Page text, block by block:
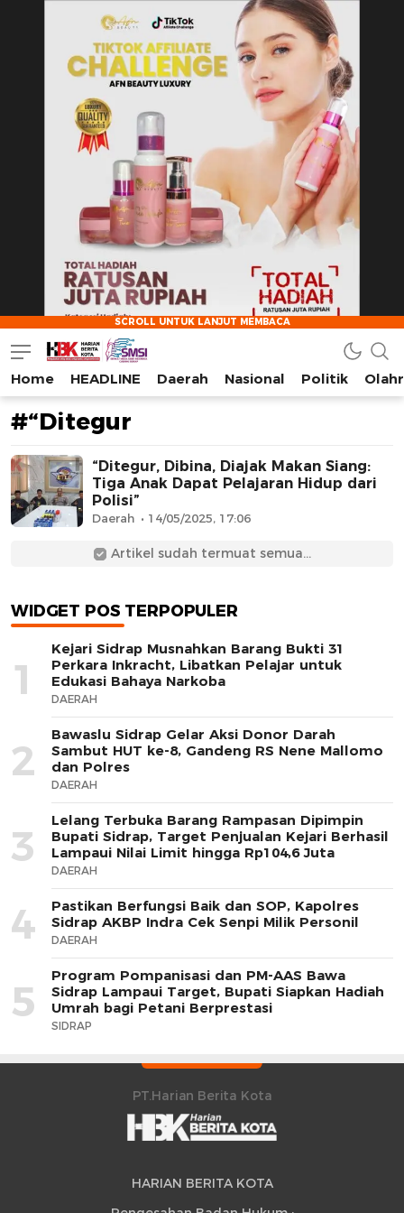
HarianBeritaKota
Mengabarkan Setiap Detil, Sudut, dan Cerita Kota
Home HEADLINE Daerah Nasional Politik
#“Ditegur
“Ditegur, Dibina, Diajak Makan Siang:
Tiga Anak Dapat Pelajaran Hidup dari
Polisi”
Daerah 14/05/2025, 17:06
Artikel sudah termuat semua...
WIDGET POS TERPOPULER
1
Kejari Sidrap Musnahkan Barang Bukti 31
Perkara Inkracht, Libatkan Pelajar untuk
Edukasi Bahaya Narkoba
DAERAH
2
Bawaslu Sidrap Gelar Aksi Donor Darah
Sambut HUT ke-8, Gandeng RS Nene Mallomo
dan Polres
DAERAH
3
Lelang Terbuka Barang Rampasan Dipimpin
Bupati Sidrap, Target Penjualan Kejari Berhasil
Lampaui Nilai Limit hingga Rp104,6 Juta
DAERAH
4
Pastikan Berfungsi Baik dan SOP, Kapolres
Sidrap AKBP Indra Cek Senpi Milik Personil
DAERAH
5
Program Pompanisasi dan PM-AAS Bawa
Sidrap Lampaui Target, Bupati Siapkan Hadiah
Umrah bagi Petani Berprestasi
SIDRAP
PT.Harian Berita Kota
HARIAN BERITA KOTA